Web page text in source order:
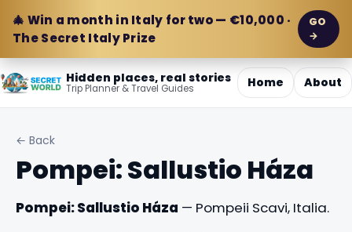
🎄 Win a month in Italy for two — €10,000 ·
The Secret Italy Prize
GO
→
Hidden places, real stories
Trip Planner & Travel Guides Home About
← Back
Pompei: Sallustio Háza
Pompei: Sallustio Háza — Pompeii Scavi, Italia.